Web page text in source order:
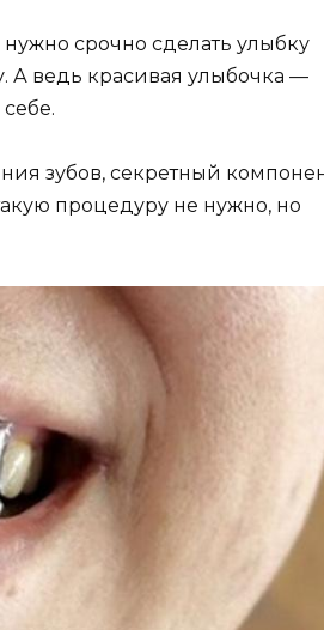
срочно сделать улыбку
А ведь красивая улыбочка —
зубов, секретный
процедуру не нужно, но